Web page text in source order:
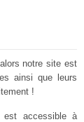
notre site est
ainsi que leurs
!
est accessible à